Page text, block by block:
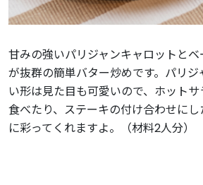
甘みの強いパリジャンキャロットと
が抜群の簡単バター炒めです。パリ
い形は見た目も可愛いので、ホット
食べたり、ステーキの付け合わせに
に彩ってくれますよ。（材料2人分）